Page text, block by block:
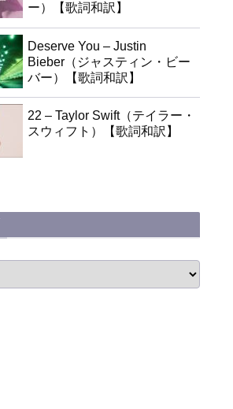
ー）【歌詞和訳】
Deserve You – Justin
Bieber（ジャスティン・ビー
バー）【歌詞和訳】
22 – Taylor Swift（テイラー・
スウィフト）【歌詞和訳】